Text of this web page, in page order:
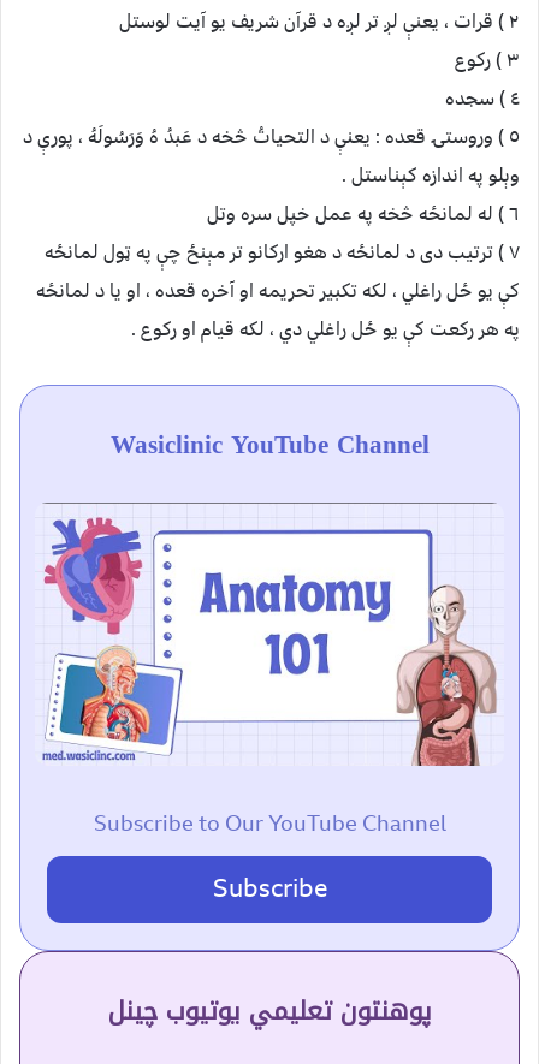
٢ ) قرات ، يعنې لږ تر لږه د قرآن شريف يو آيت لوستل
٣ ) رکوع
٤ ) سجده
٥ ) وروستۍ قعده : يعنې د التحياتُ څخه د عَبدُ هُ وَرَسُولَهُ ، پورې د
وېلو په اندازه کېناستل .
٦ ) له لمانځه څخه په عمل خپل سره وتل
٧ ) ترتيب دی د لمانځه د هغو ارکانو تر مېنځ چې په ټول لمانځه
کې يو ځل راغلي ، لکه تکبير تحريمه او آخره قعده ، او يا د لمانځه
په هر رکعت کې يو ځل راغلي دي ، لکه قيام او رکوع .
Wasiclinic YouTube Channel
Subscribe to Our YouTube Channel
Subscribe
پوهنتون تعلیمي یوتیوب چینل